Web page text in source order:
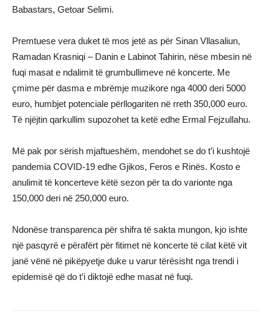
Babastars, Getoar Selimi.
Premtuese vera duket të mos jetë as për Sinan Vllasaliun,
Ramadan Krasniqi – Danin e Labinot Tahirin, nëse mbesin në
fuqi masat e ndalimit të grumbullimeve në koncerte. Me
çmime për dasma e mbrëmje muzikore nga 4000 deri 5000
euro, humbjet potenciale përllogariten në rreth 350,000 euro.
Të njëjtin qarkullim supozohet ta ketë edhe Ermal Fejzullahu.
Më pak por sërish mjaftueshëm, mendohet se do t’i kushtojë
pandemia COVID-19 edhe Gjikos, Feros e Rinës. Kosto e
anulimit të koncerteve këtë sezon për ta do varionte nga
150,000 deri në 250,000 euro.
Ndonëse transparenca për shifra të sakta mungon, kjo ishte
një pasqyrë e përafërt për fitimet në koncerte të cilat këtë vit
janë vënë në pikëpyetje duke u varur tërësisht nga trendi i
epidemisë që do t’i diktojë edhe masat në fuqi.